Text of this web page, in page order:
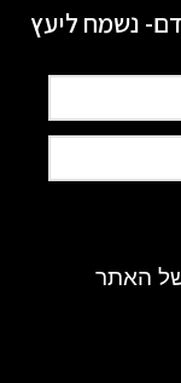
נשמח ליעץ
האתר